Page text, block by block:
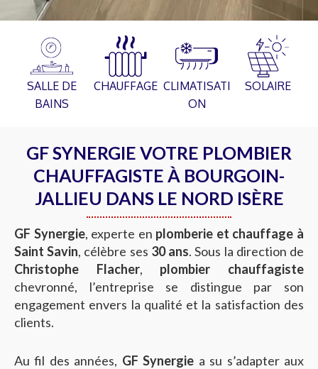
SALLE DE
BAINS
CHAUFFAGE CLIMATISATI
ON
SOLAIRE
GF SYNERGIE VOTRE PLOMBIER
CHAUFFAGISTE À BOURGOIN-
JALLIEU DANS LE NORD ISÈRE
GF Synergie, experte en plomberie et chauffage à
Saint Savin, célèbre ses 30 ans. Sous la direction de
Christophe Flacher, plombier chauffagiste
chevronné, l’entreprise se distingue par son
engagement envers la qualité et la satisfaction des
clients.
Au fil des années, GF Synergie a su s’adapter aux